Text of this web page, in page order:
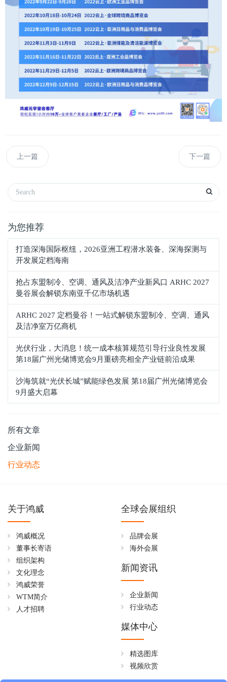
上一篇 下一篇
为您推荐
打造深海国际枢纽，2026亚洲工程潜水装备、深海探测与
开发展定档海南
抢占东盟制冷、空调、通风及洁净产业新风口 ARHC 2027
曼谷展会解锁东南亚千亿市场机遇
ARHC 2027 定档曼谷！一站式解锁东盟制冷、空调、通风
及洁净室万亿商机
光伏行业，大消息！统一成本核算规范引导行业良性发展
第18届广州光储博览会9月重磅亮相全产业链前沿成果
沙海筑就“光伏长城”赋能绿色发展 第18届广州光储博览会
9月盛大启幕
所有文章
企业新闻
行业动态
关于鸿威
鸿威概况
董事长寄语
组织架构
文化理念
鸿威荣誉
WTM简介
人才招聘
全球会展组织
品牌会展
海外会展
新闻资讯
企业新闻
行业动态
媒体中心
精选图库
视频欣赏